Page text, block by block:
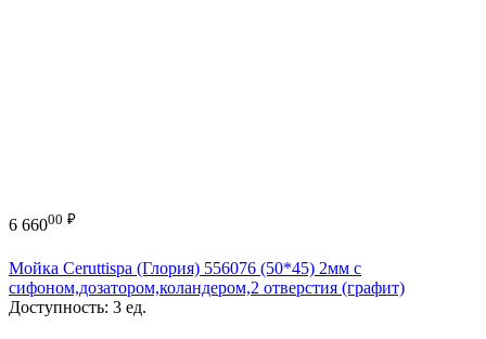
6 66000 ₽
Мойка Ceruttispa (Глория) 556076 (50*45) 2мм с
сифоном,дозатором,коландером,2 отверстия (графит)
Доступность: 3 ед.